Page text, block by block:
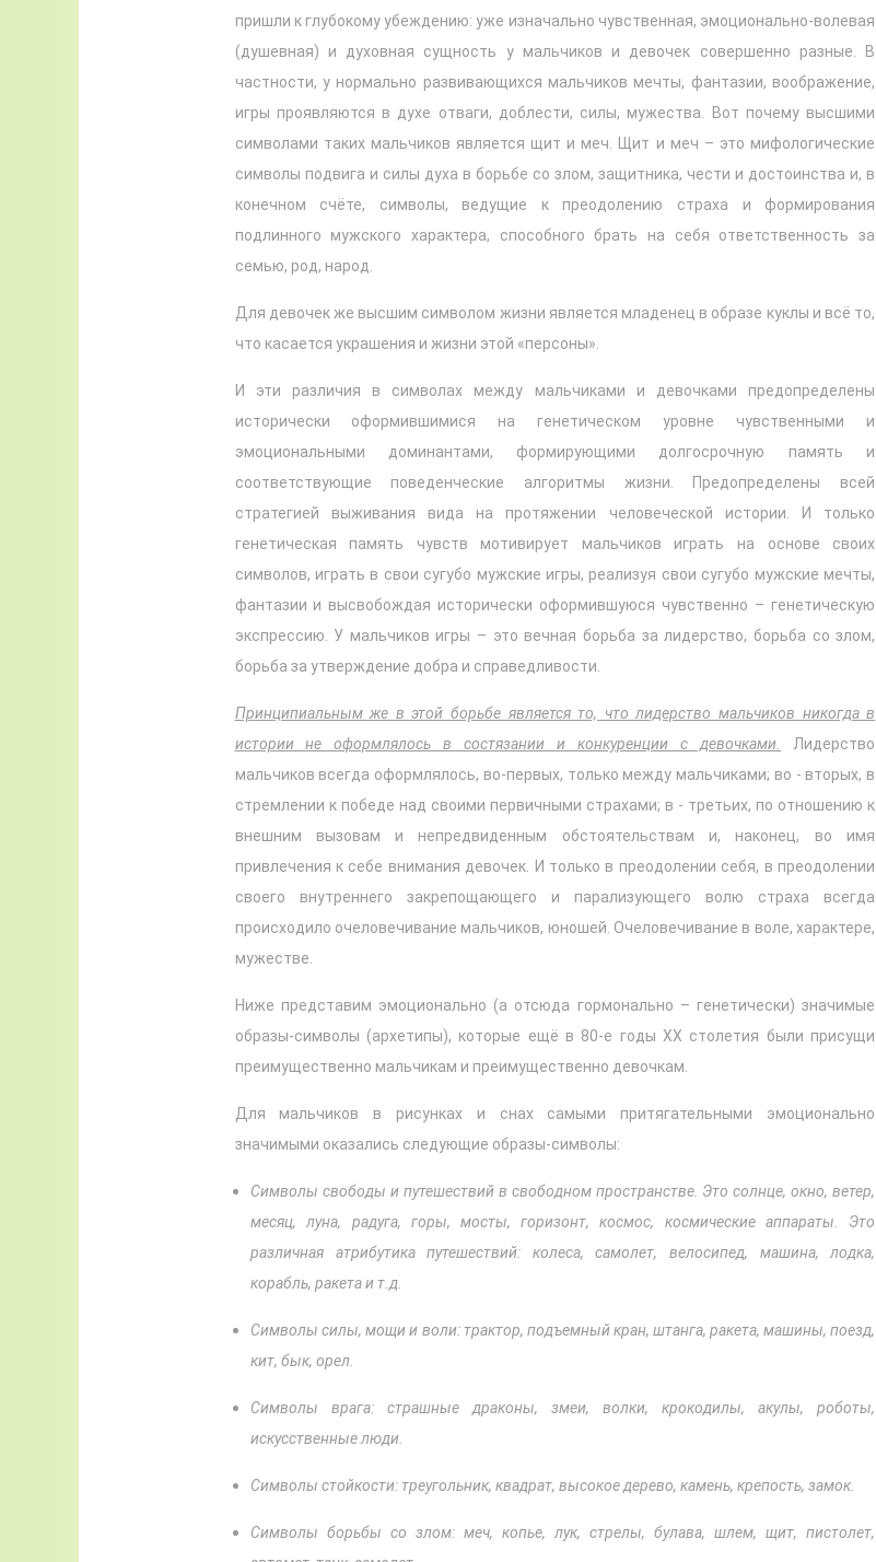
пришли к глубокому убеждению: уже изначально чувственная, эмоционально-волевая
(душевная) и духовная сущность у мальчиков и девочек совершенно разные. В
частности, у нормально развивающихся мальчиков мечты, фантазии, воображение,
игры проявляются в духе отваги, доблести, силы, мужества. Вот почему высшими
символами таких мальчиков является щит и меч. Щит и меч – это мифологические
символы подвига и силы духа в борьбе со злом, защитника, чести и достоинства и, в
конечном счёте, символы, ведущие к преодолению страха и формирования
подлинного мужского характера, способного брать на себя ответственность за
семью, род, народ.
Для девочек же высшим символом жизни является младенец в образе куклы и всё то,
что касается украшения и жизни этой «персоны».
И эти различия в символах между мальчиками и девочками предопределены
исторически оформившимися на генетическом уровне чувственными и
эмоциональными доминантами, формирующими долгосрочную память и
соответствующие поведенческие алгоритмы жизни. Предопределены всей
стратегией выживания вида на протяжении человеческой истории. И только
генетическая память чувств мотивирует мальчиков играть на основе своих
символов, играть в свои сугубо мужские игры, реализуя свои сугубо мужские мечты,
фантазии и высвобождая исторически оформившуюся чувственно – генетическую
экспрессию. У мальчиков игры – это вечная борьба за лидерство, борьба со злом,
борьба за утверждение добра и справедливости.
Принципиальным же в этой борьбе является то, что лидерство мальчиков никогда в
истории не оформлялось в состязании и конкуренции с девочками.
Лидерство
мальчиков всегда оформлялось, во-первых, только между мальчиками; во - вторых, в
стремлении к победе над своими первичными страхами; в - третьих, по отношению к
внешним вызовам и непредвиденным обстоятельствам и, наконец, во имя
привлечения к себе внимания девочек. И только в преодолении себя, в преодолении
своего внутреннего закрепощающего и парализующего волю страха всегда
происходило очеловечивание мальчиков, юношей. Очеловечивание в воле, характере,
мужестве.
Ниже представим эмоционально (а отсюда гормонально – генетически) значимые
образы-символы (архетипы), которые ещё в 80-е годы ХХ столетия были присущи
преимущественно мальчикам и преимущественно девочкам.
Для мальчиков в рисунках и снах самыми притягательными эмоционально
значимыми оказались следующие образы-символы:
Символы свободы и путешествий в свободном пространстве. Это солнце, окно, ветер,
месяц, луна, радуга, горы, мосты, горизонт, космос, космические аппараты. Это
различная атрибутика путешествий: колеса, самолет, велосипед, машина, лодка,
корабль, ракета и т.д.
Символы силы, мощи и воли: трактор, подъемный кран, штанга, ракета, машины, поезд,
кит, бык, орел.
Символы врага: страшные драконы, змеи, волки, крокодилы, акулы, роботы,
искусственные люди.
Символы стойкости: треугольник, квадрат, высокое дерево, камень, крепость, замок.
Символы борьбы со злом: меч, копье, лук, стрелы, булава, шлем, щит, пистолет,